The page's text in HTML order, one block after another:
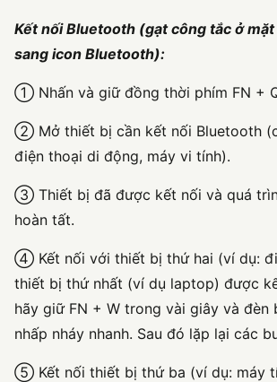
Kết nối Bluetooth (gạt công tắc ở
sang icon Bluetooth):
① Nhấn và giữ đồng thời phím FN +
② Mở thiết bị cần kết nối Bluetooth
điện thoại di động, máy vi tính).
③ Thiết bị đã được kết nối và quá
hoàn tất.
④ Kết nối với thiết bị thứ hai (ví dụ:
thiết bị thứ nhất (ví dụ laptop) được
hãy giữ FN + W trong vài giây và đèn
nhấp nháy nhanh. Sau đó lặp lại
⑤ Kết nối thiết bị thứ ba (ví dụ: máy